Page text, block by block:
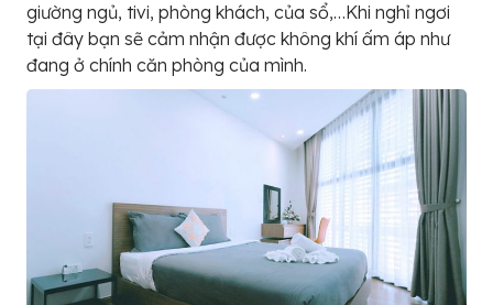
giường ngủ, tivi, phòng khách, của sổ,…Khi nghỉ ngơi
tại đây bạn sẽ cảm nhận được không khí ấm áp như
đang ở chính căn phòng của mình.